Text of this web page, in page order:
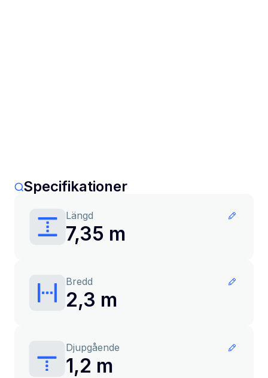
Specifikationer
Längd
7,35 m
Bredd
2,3 m
Djupgående
1,2 m